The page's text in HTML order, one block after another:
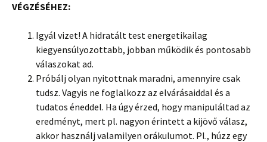
VÉGZÉSÉHEZ:
Igyál vizet! A hidratált test energetikailag
kiegyensúlyozottabb, jobban működik és pontosabb
válaszokat ad.
Próbálj olyan nyitottnak maradni, amennyire csak
tudsz. Vagyis ne foglalkozz az elvárásaiddal és a
tudatos éneddel. Ha úgy érzed, hogy manipuláltad az
eredményt, mert pl. nagyon érintett a kijövő válasz,
akkor használj valamilyen orákulumot. Pl., húzz egy